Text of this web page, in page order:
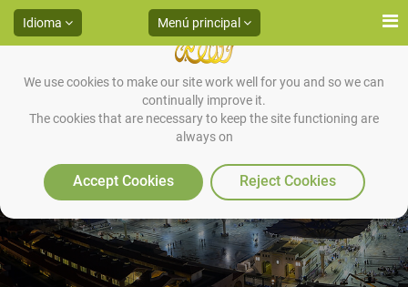
We use cookies to make our site work well for you and so we can
continually improve it.
The cookies that are necessary to keep the site functioning are
always on
Accept Cookies Reject Cookies
Idioma Menú principal
Aprendiendo Mi oración